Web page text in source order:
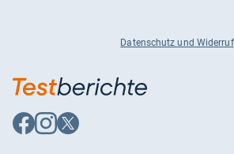
Datenschutz und Widerruf
Auf
Facebook
Auf
Instagram
Auf
X